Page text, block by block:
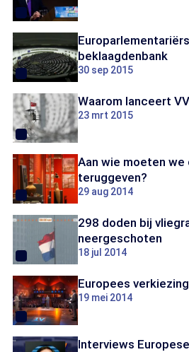
beklaagdenbank
30 sep 2015
Waarom lanceert
23 mrt 2015
Aan wie moeten
teruggeven?
29 aug 2014
298 doden bij
neergeschoten
18 jul 2014
Europees
19 mei 2014
Interviews